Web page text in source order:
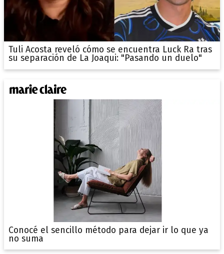
Tuli Acosta reveló cómo se encuentra Luck Ra tras
su separación de La Joaqui: "Pasando un duelo"
Conocé el sencillo método para dejar ir lo que ya
no suma